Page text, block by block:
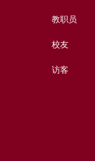
教职员
校友
访客